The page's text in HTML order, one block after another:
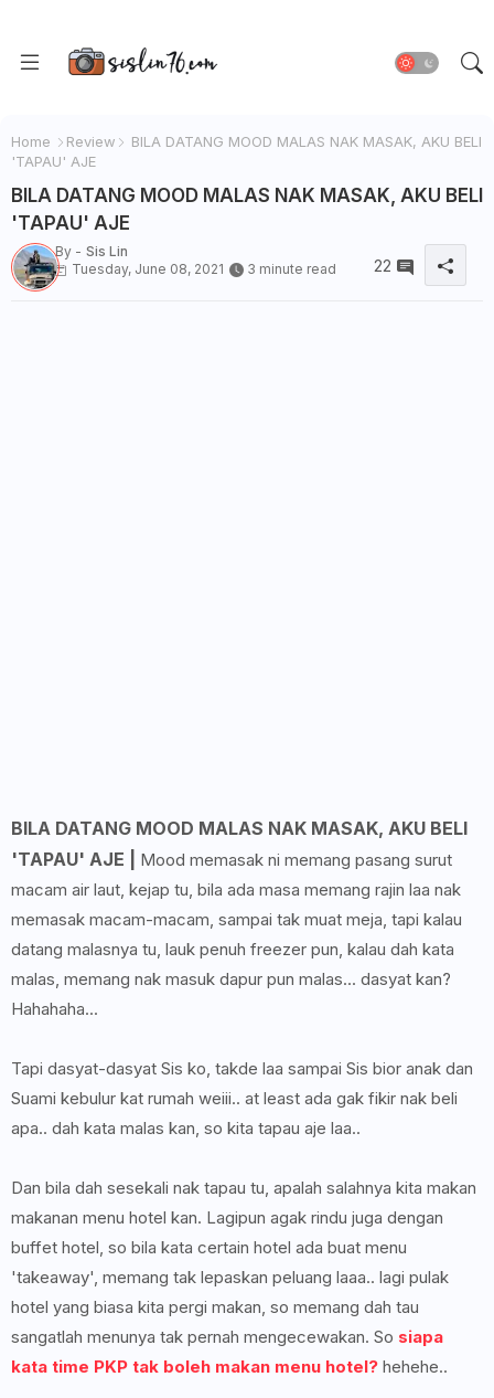
Home Review
BILA DATANG MOOD MALAS NAK MASAK, AKU BELI
'TAPAU' AJE
BILA DATANG MOOD MALAS NAK MASAK, AKU BELI
'TAPAU' AJE
By - Sis Lin
Tuesday, June 08, 2021
3 minute read 22
BILA DATANG MOOD MALAS NAK MASAK, AKU BELI
'TAPAU' AJE | Mood memasak ni memang pasang surut
macam air laut, kejap tu, bila ada masa memang rajin laa nak
memasak macam-macam, sampai tak muat meja, tapi kalau
datang malasnya tu, lauk penuh freezer pun, kalau dah kata
malas, memang nak masuk dapur pun malas... dasyat kan?
Hahahaha...
Tapi dasyat-dasyat Sis ko, takde laa sampai Sis bior anak dan
Suami kebulur kat rumah weiii.. at least ada gak fikir nak beli
apa.. dah kata malas kan, so kita tapau aje laa..
Dan bila dah sesekali nak tapau tu, apalah salahnya kita makan
makanan menu hotel kan. Lagipun agak rindu juga dengan
buffet hotel, so bila kata certain hotel ada buat menu
'takeaway', memang tak lepaskan peluang laaa.. lagi pulak
hotel yang biasa kita pergi makan, so memang dah tau
sangatlah menunya tak pernah mengecewakan. So siapa
kata time PKP tak boleh makan menu hotel? hehehe..